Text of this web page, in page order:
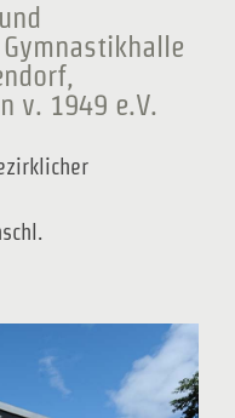
v. 1949 e.V.